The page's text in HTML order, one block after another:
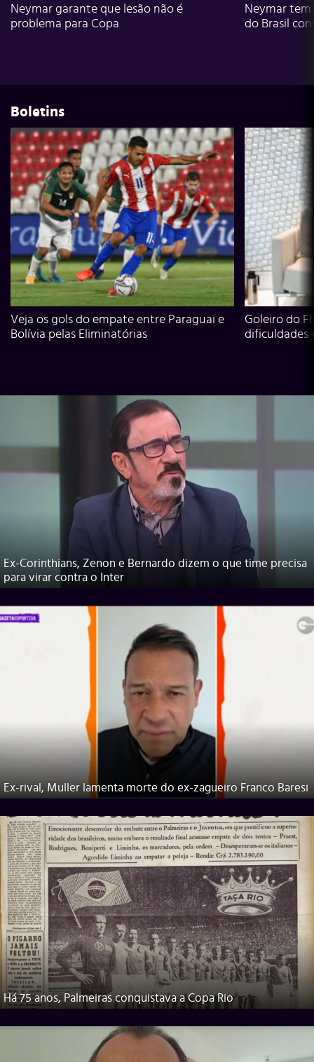
Neymar garante que lesão não é
problema para Copa
Neymar
do Brasil
Boletins
Veja os gols do empate entre Paraguai e
Bolívia pelas Eliminatórias
Goleiro do
dificuldades
Ex-Corinthians, Zenon e Bernardo dizem o que time precisa
para virar contra o Inter
Ex-rival, Muller lamenta morte do ex-zagueiro Franco Baresi
Há 75 anos, Palmeiras conquistava a Copa Rio